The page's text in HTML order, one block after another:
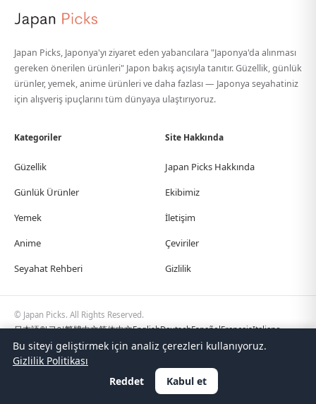
Japan Picks, Japonya'yı ziyaret eden yabancılara "Japonya'da alınması
gereken önerilen ürünleri" Japon bakış açısıyla tanıtır. Güzellik, günlük
ürünler, yemek, anime ürünleri ve daha fazlası — Japonya seyahatiniz
için alışveriş ipuçlarını tüm dünyaya ulaştırıyoruz.
Kategoriler
Güzellik
Günlük Ürünler
Yemek
Anime
Seyahat Rehberi
Site Hakkında
Japan Picks Hakkında
Ekibimiz
İletişim
Çeviriler
Gizlilik
© Japan Picks. All Rights Reserved.
日本語한국어繁體中文简体中文EnglishDeutschEspañolFrançaisItaliano
Português PolskiTürkçe
Bu siteyi geliştirmek için analiz çerezleri kullanıyoruz.
Gizlilik Politikası
Reddet
Kabul et